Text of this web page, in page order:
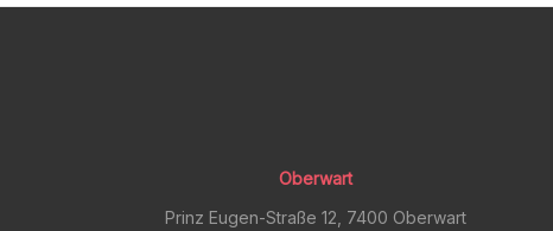
Oberwart
Prinz Eugen-Straße 12, 7400 Oberwart